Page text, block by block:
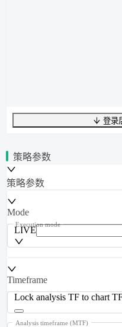
登录
策略参数
策略参数
Mode
LIVE
Execution mode
Timeframe
Lock analysis TF to chart
Analysis timeframe (MTF)